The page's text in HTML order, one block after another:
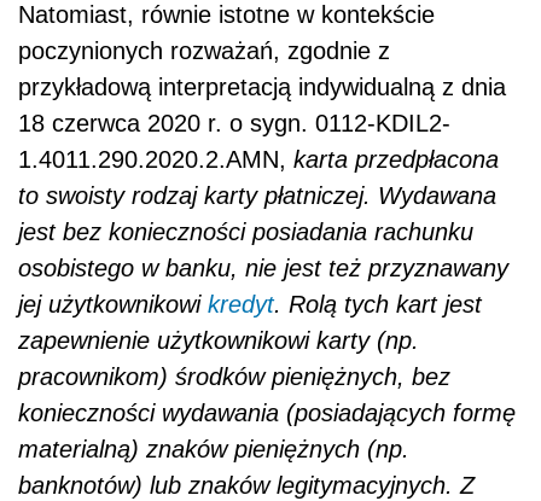
Natomiast, równie istotne w kontekście
poczynionych rozważań, zgodnie z
przykładową interpretacją indywidualną z dnia
18 czerwca 2020 r. o sygn. 0112-KDIL2-
1.4011.290.2020.2.AMN, karta przedpłacona
to swoisty rodzaj karty płatniczej. Wydawana
jest bez konieczności posiadania rachunku
osobistego w banku, nie jest też przyznawany
jej użytkownikowi kredyt. Rolą tych kart jest
zapewnienie użytkownikowi karty (np.
pracownikom) środków pieniężnych, bez
konieczności wydawania (posiadających formę
materialną) znaków pieniężnych (np.
banknotów) lub znaków legitymacyjnych. Z